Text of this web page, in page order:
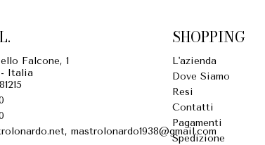
Falcone, 1
- Italia
mastrolonardo1938@gmail.com
SHOPPING
L'azienda
Dove Siamo
Resi
Contatti
Pagamenti
Spedizione